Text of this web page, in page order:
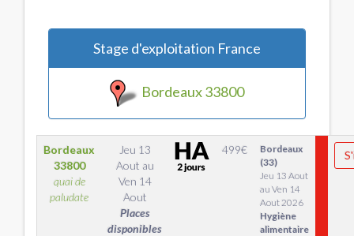
Stage d'exploitation France
Bordeaux 33800
Bordeaux
33800
quai de
paludate
Jeu 13
Aout au
Ven 14
Aout
Places
disponibles
499€
Bordeaux
(33)
Jeu 13 Aout
au Ven 14
Aout 2026
Hygiène
alimentaire